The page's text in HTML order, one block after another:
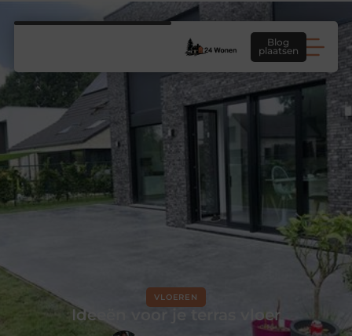
Blog
plaatsen
VLOEREN
Ideeën voor je terras vloer